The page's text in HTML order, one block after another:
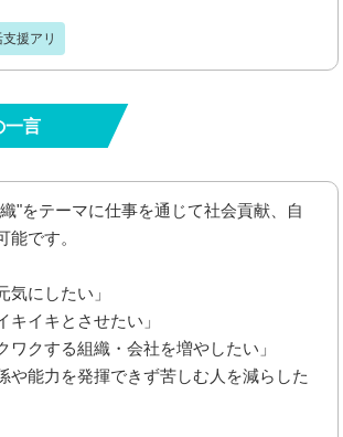
援アリ
一言
"をテーマに仕事を通じて社会貢献、自
能です。
気にしたい」
キイキとさせたい」
ワクする組織・会社を増やしたい」
や能力を発揮できず苦しむ人を減らした